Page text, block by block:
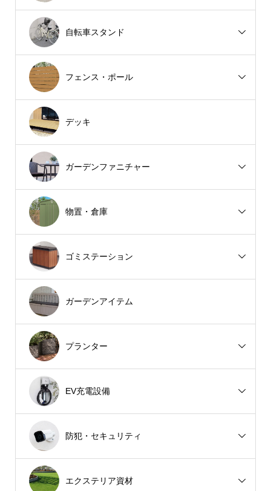
自転車スタンド
フェンス・ポール
デッキ
ガーデンファニチャー
物置・倉庫
ゴミステーション
ガーデンアイテム
プランター
EV充電設備
防犯・セキュリティ
エクステリア資材